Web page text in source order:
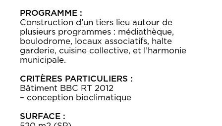
PROGRAMME :
Construction d’un tiers lieu autour de
plusieurs programmes : médiathèque,
boulodrome, locaux associatifs, halte
garderie, cuisine collective, et l’harmonie
municipale.
CRITÈRES PARTICULIERS :
Bâtiment BBC RT 2012
– conception bioclimatique
SURFACE :